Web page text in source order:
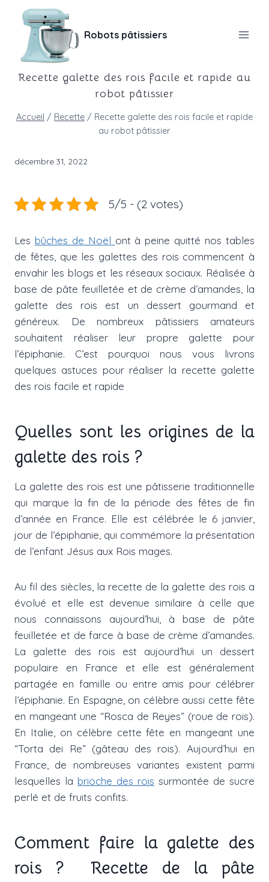
contenu
Robots pâtissiers
Recette galette des rois facile et rapide au
robot pâtissier
Accueil / Recette / Recette galette des rois facile et rapide
au robot pâtissier
décembre 31, 2022
5/5 - (2 votes)
Les bûches de Noël ont à peine quitté nos tables
de fêtes, que les galettes des rois commencent à
envahir les blogs et les réseaux sociaux. Réalisée à
base de pâte feuilletée et de crème d’amandes, la
galette des rois est un dessert gourmand et
généreux. De nombreux pâtissiers amateurs
souhaitent réaliser leur propre galette pour
l’épiphanie. C’est pourquoi nous vous livrons
quelques astuces pour réaliser la recette galette
des rois facile et rapide
Quelles sont les origines de la
galette des rois ?
La galette des rois est une pâtisserie traditionnelle
qui marque la fin de la période des fêtes de fin
d’année en France. Elle est célébrée le 6 janvier,
jour de l’épiphanie, qui commémore la présentation
de l’enfant Jésus aux Rois mages.
Au fil des siècles, la recette de la galette des rois a
évolué et elle est devenue similaire à celle que
nous connaissons aujourd’hui, à base de pâte
feuilletée et de farce à base de crème d’amandes.
La galette des rois est aujourd’hui un dessert
populaire en France et elle est généralement
partagée en famille ou entre amis pour célébrer
l’épiphanie. En Espagne, on célèbre aussi cette fête
en mangeant une “Rosca de Reyes” (roue de rois).
En Italie, on célèbre cette fête en mangeant une
“Torta dei Re” (gâteau des rois). Aujourd’hui en
France, de nombreuses variantes existent parmi
lesquelles la brioche des rois surmontée de sucre
perlé et de fruits confits.
Comment faire la galette des
rois ? Recette de la pâte